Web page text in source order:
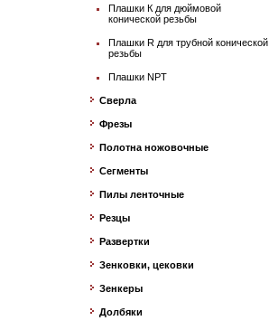
Плашки К для дюймовой
конической резьбы
Плашки R для трубной конической
резьбы
Плашки NPT
Сверла
Фрезы
Полотна ножовочные
Сегменты
Пилы ленточные
Резцы
Развертки
Зенковки, цековки
Зенкеры
Долбяки